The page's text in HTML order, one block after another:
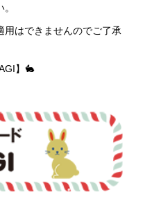
はできませんのでご了承
】🐇